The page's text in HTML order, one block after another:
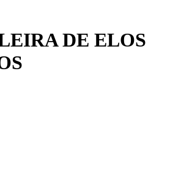
DE ELOS